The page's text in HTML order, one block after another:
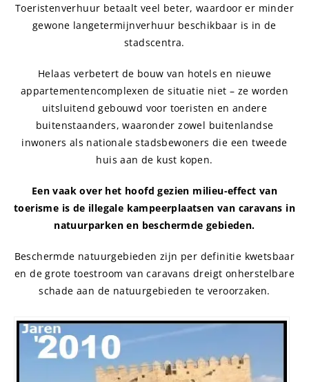
Toeristenverhuur betaalt veel beter, waardoor er minder
gewone langetermijnverhuur beschikbaar is in de
stadscentra.
Helaas verbetert de bouw van hotels en nieuwe
appartementencomplexen de situatie niet – ze worden
uitsluitend gebouwd voor toeristen en andere
buitenstaanders, waaronder zowel buitenlandse
inwoners als nationale stadsbewoners die een tweede
huis aan de kust kopen.
Een vaak over het hoofd gezien milieu-effect van
toerisme is de illegale kampeerplaatsen van caravans in
natuurparken en beschermde gebieden.
Beschermde natuurgebieden zijn per definitie kwetsbaar
en de grote toestroom van caravans dreigt onherstelbare
schade aan de natuurgebieden te veroorzaken.